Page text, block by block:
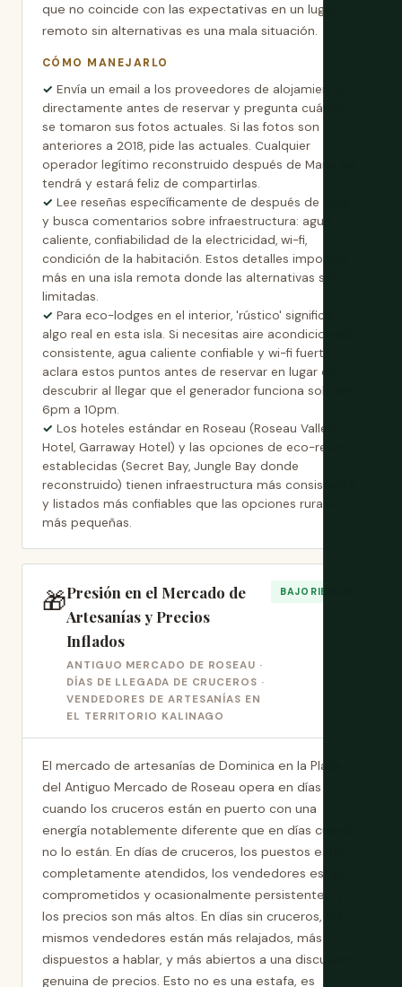
que no coincide con las expectativas en un lugar
remoto sin alternativas es una mala situación.
CÓMO MANEJARLO
Envía un email a los proveedores de alojamiento
directamente antes de reservar y pregunta cuándo
se tomaron sus fotos actuales. Si las fotos son
anteriores a 2018, pide las actuales. Cualquier
operador legítimo reconstruido después de María las
tendrá y estará feliz de compartirlas.
Lee reseñas específicamente de después de 2018
y busca comentarios sobre infraestructura: agua
caliente, confiabilidad de la electricidad, wi-fi,
condición de la habitación. Estos detalles importan
más en una isla remota donde las alternativas son
limitadas.
Para eco-lodges en el interior, 'rústico' significa
algo real en esta isla. Si necesitas aire acondicionado
consistente, agua caliente confiable y wi-fi fuerte,
aclara estos puntos antes de reservar en lugar de
descubrir al llegar que el generador funciona solo de
6pm a 10pm.
Los hoteles estándar en Roseau (Roseau Valley
Hotel, Garraway Hotel) y las opciones de eco-resort
establecidas (Secret Bay, Jungle Bay donde
reconstruido) tienen infraestructura más consistente
y listados más confiables que las opciones rurales
más pequeñas.
🎁Presión en el Mercado de
Artesanías y Precios
Inflados
ANTIGUO MERCADO DE ROSEAU ·
DÍAS DE LLEGADA DE CRUCEROS ·
VENDEDORES DE ARTESANÍAS EN
EL TERRITORIO KALINAGO
BAJO RIESGO
El mercado de artesanías de Dominica en la Plaza
del Antiguo Mercado de Roseau opera en días
cuando los cruceros están en puerto con una
energía notablemente diferente que en días cuando
no lo están. En días de cruceros, los puestos están
completamente atendidos, los vendedores están
comprometidos y ocasionalmente persistentes, y
los precios son más altos. En días sin cruceros, los
mismos vendedores están más relajados, más
dispuestos a hablar, y más abiertos a una discusión
genuina de precios. Esto no es una estafa, es